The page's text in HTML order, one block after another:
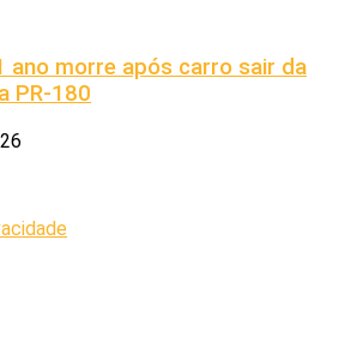
ano morre após carro sair da
PR-180